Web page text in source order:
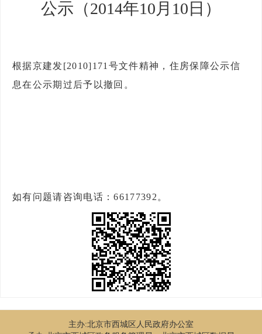
公示（2014年10月10日）
根据京建发[2010]171号文件精神，住房保障公示信
息在公示期过后予以撤回。
如有问题请咨询电话：66177392 。
主办:北京市西城区人民政府办公室